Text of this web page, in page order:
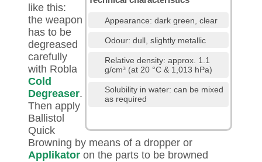
Appearance: dark green, clear
Odour: dull, slightly metallic
Relative density: approx. 1.1
g/cm³ (at 20 °C & 1,013 hPa)
Solubility in water: can be mixed
as required
like this:
the weapon
has to be
degreased
carefully
with Robla
Cold
Degreaser.
Then apply
Ballistol
Quick
Browning by means of a dropper or
Applikator on the parts to be browned